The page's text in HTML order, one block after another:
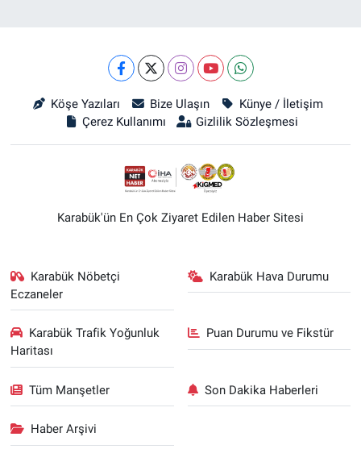
Köşe Yazıları Bize Ulaşın
Künye / İletişim
Çerez Kullanımı
Gizlilik Sözleşmesi
Karabük'ün En Çok Ziyaret Edilen Haber Sitesi
Karabük Nöbetçi
Eczaneler
Karabük Hava Durumu
Karabük Trafik Yoğunluk
Haritası
Puan Durumu ve Fikstür
Tüm Manşetler Son Dakika Haberleri
Haber Arşivi